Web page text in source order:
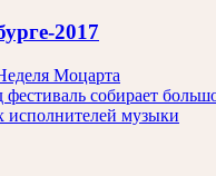
2017
Моцарта
собирает
исполнителей музыки